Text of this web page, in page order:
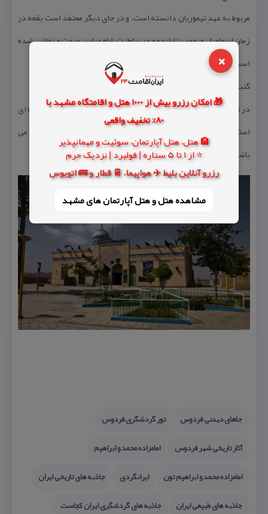
×
🎁 امکان رزرو بیش از 1000 هتل و اقامتگاه مشهد با
80% تخفیف واقعی
🏨 هتل، هتل آپارتمان، سوئیت و مهمانپذیر
⭐ از 1 تا 5 ستاره | فولبرد | نزدیک حرم
رزرو آنلاین بلیط ✈️ هواپیما، 🚆 قطار و 🚌 اتوبوس
مشاهده هتل و هتل‌ آپارتمان های مشهد
مربوط به عهد تیموریان دانسته است. و در جای دیگر معتقد است بقعه در
زمان اسماعیل صفوی بنا شده و در سلطنت شاه عباس مرمت و نقاشی شده
است.
گنبد فعلی بازسازی شده گنبد قدیمی می باشد.
در نقاشی های جداره های امامزاده از رنگ های سبز، مغز پسته ای و قهوه ای
استفاده شده است و نقوش آن شامل طرح های هندسی و گل و بوته می
باشد.
جاهای دیدنی فردوس
تور گردشگری فردوس
آثار تاریخی شهر فردوس
امامزاده محمد و ابراهیم
امامزاده محمد و ابراهیم تون
ایرانگردی
جاذبه های تاریخی ایران
جاذبه های طبیعی ایران
جاذبه های گردشگری ایران كجاست